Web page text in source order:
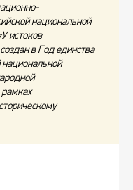
национальной
истоков
в Год единства
национальной